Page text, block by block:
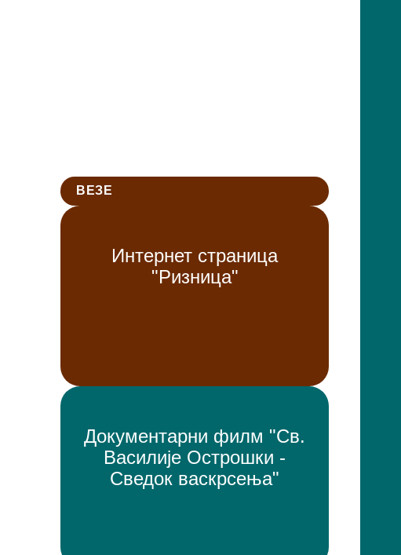
ВЕЗЕ
Интернет страница
"Ризница"
Документарни филм "Св.
Василије Острошки -
Сведок васкрсења"